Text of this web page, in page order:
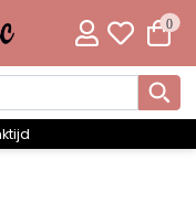
0
300 unieke designs